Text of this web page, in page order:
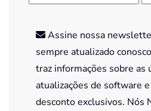
Assine nossa
sempre atualizado
traz informações sobre as
atualizações de software
desconto exclusivos. Nós